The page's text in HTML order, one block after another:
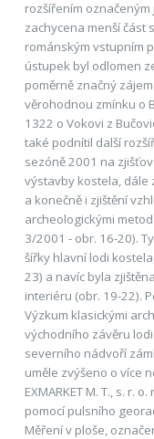
rozšířením
zachycena menší část
románským vstupním
ústupek byl odlomen
poměrně značný
věrohodnou zmínku o
1322 o Vokovi z
také podnítil další
sezóně 2001 na
výstavby kostela, dále
a konečně i zjištění
archeologickými
3/2001 - obr. 16-20).
šířky hlavní lodi
23) a navíc byla
interiéru (obr. 19-22).
Výzkum klasickými
východního závěru
severního nádvoří
uměle zvýšeno o více
EXMARKET M. T., s. r.
pomocí pulsního
Měření v ploše,